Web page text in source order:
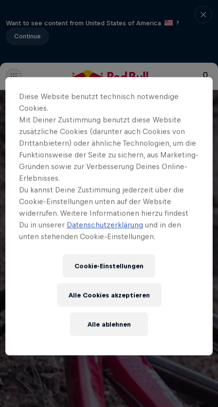
Want to see content from United States of America
?
Continue
Diese Website benutzt technisch notwendige
Cookies.
Mit Deiner Zustimmung benutzt diese Website
zusätzliche Cookies (darunter auch Cookies von
Drittanbietern) oder ähnliche Technologien, um die
Funktionsweise der Seite zu sichern, aus Marketing-
Gründen sowie zur Verbesserung Deines Online-
Erlebnisses.
Du kannst Deine Zustimmung jederzeit über die
Cookie-Einstellungen unten auf der Website
widerrufen. Weitere Informationen hierzu findest
Du in unserer Datenschutzerklärung und in den
unten stehenden Cookie-Einstellungen.
Cookie-Einstellungen
Alle ablehnen
Alle Cookies akzeptieren